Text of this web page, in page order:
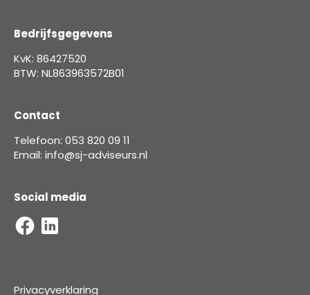
Bedrijfsgegevens
KvK: 86427520
BTW: NL863963572B01
Contact
Telefoon: 053 820 09 11
Email: info@sj-adviseurs.nl
Social media
Privacyverklaring